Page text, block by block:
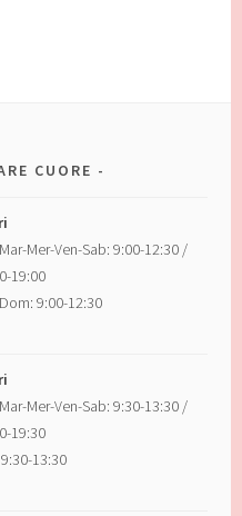
CUORE
Mer-Ven-Sab: 9:00-12:30 /
19:00
9:00-12:30
Mer-Ven-Sab: 9:30-13:30 /
19:30
13:30